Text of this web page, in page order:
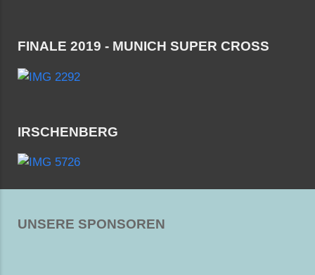
FINALE 2019 - MUNICH SUPER CROSS
IRSCHENBERG
UNSERE SPONSOREN